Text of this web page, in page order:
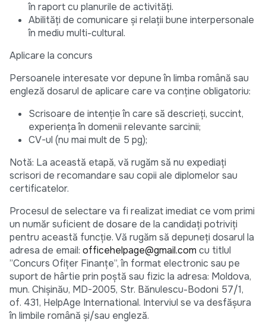
în raport cu planurile de activități.
Abilități de comunicare și relații bune interpersonale
în mediu multi-cultural.
Aplicare la concurs
Persoanele interesate vor depune în limba română sau
engleză dosarul de aplicare care va conține obligatoriu:
Scrisoare de intenție în care să descrieți, succint,
experiența în domenii relevante sarcinii;
CV-ul (nu mai mult de 5 pg);
Notă: La această etapă, vă rugăm să nu expediați
scrisori de recomandare sau copii ale diplomelor sau
certificatelor.
Procesul de selectare va fi realizat imediat ce vom primi
un număr suficient de dosare de la candidați potriviți
pentru această funcție. Vă rugăm să depuneți dosarul la
adresa de email: officehelpage@gmail.com cu titlul
”Concurs Ofițer Finanțe”, în format electronic sau pe
suport de hârtie prin poștă sau fizic la adresa: Moldova,
mun. Chișinău, MD-2005, Str. Bănulescu-Bodoni 57/1,
of. 431, HelpAge International. Interviul se va desfășura
în limbile română și/sau engleză.